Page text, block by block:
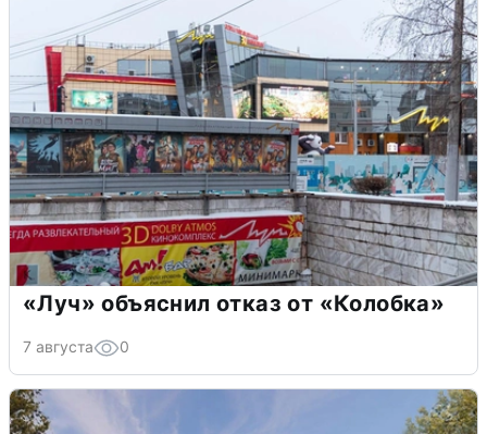
«Луч» объяснил отказ от «Колобка»
7 августа 0